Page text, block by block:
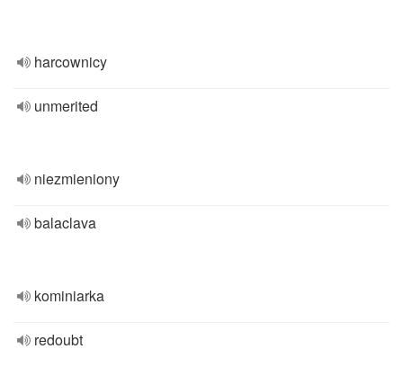
harcownicy
unmerited
niezmieniony
balaclava
kominiarka
redoubt